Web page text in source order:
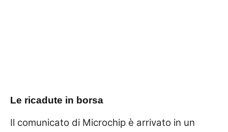
Le ricadute in borsa
Il comunicato di Microchip è arrivato in un